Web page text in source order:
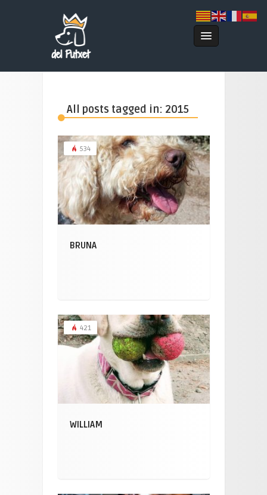
All posts tagged in: 2015
534
BRUNA
421
WILLIAM